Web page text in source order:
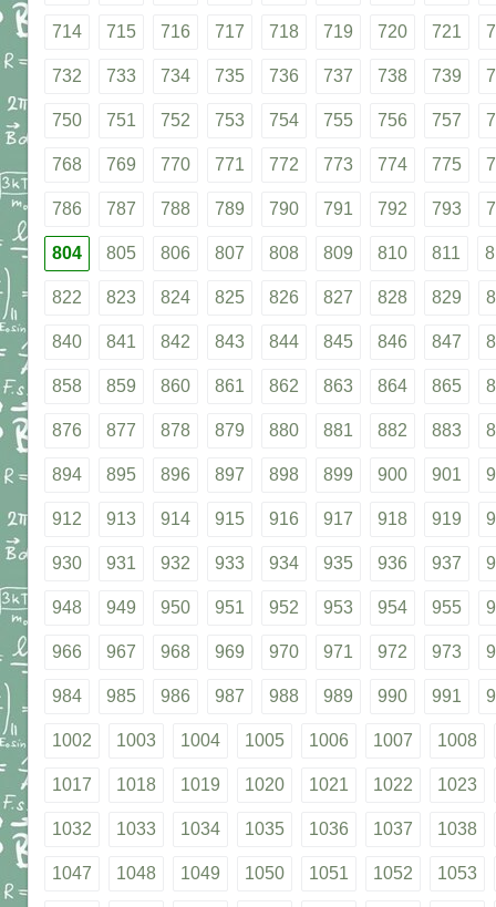
714 715 716 717 718 719 720 721
732 733 734 735 736 737 738 739
750 751 752 753 754 755 756 757
768 769 770 771 772 773 774 775
786 787 788 789 790 791 792 793
804 805 806 807 808 809 810 811
822 823 824 825 826 827 828 829
840 841 842 843 844 845 846 847
858 859 860 861 862 863 864 865
876 877 878 879 880 881 882 883
894 895 896 897 898 899 900 901
912 913 914 915 916 917 918 919
930 931 932 933 934 935 936 937
948 949 950 951 952 953 954 955
966 967 968 969 970 971 972 973
984 985 986 987 988 989 990 991
1002 1003 1004 1005 1006 1007 1008
1017 1018 1019 1020 1021 1022 1023
1032 1033 1034 1035 1036 1037 1038
1047 1048 1049 1050 1051 1052 1053